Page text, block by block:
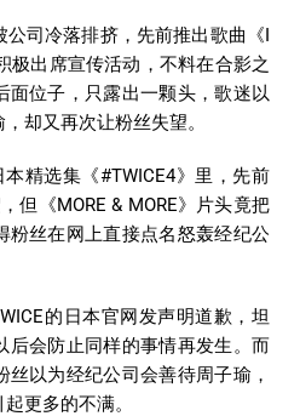
司冷落排挤，先前推出歌曲《I
极出席宣传活动，不料在合影之
面位子，只露出一颗头，歌迷以
却又再次让粉丝失望。
精选集《#TWICE4》里，先前
但《MORE & MORE》片头竟把
粉丝在网上直接点名怒轰经纪公
的日本官网发声明道歉，坦
后会防止同样的事情再发生。而
以为经纪公司会善待周子瑜，
更多的不满。